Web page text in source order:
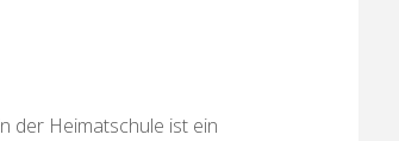
der Heimatschule ist ein